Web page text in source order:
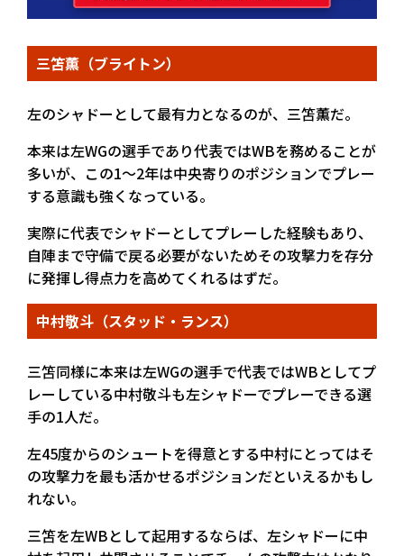
三笘薫（ブライトン）
左のシャドーとして最有力となるのが、三笘薫だ。
本来は左WGの選手であり代表ではWBを務めることが
多いが、この1～2年は中央寄りのポジションでプレー
する意識も強くなっている。
実際に代表でシャドーとしてプレーした経験もあり、
自陣まで守備で戻る必要がないためその攻撃力を存分
に発揮し得点力を高めてくれるはずだ。
中村敬斗（スタッド・ランス）
三笘同様に本来は左WGの選手で代表ではWBとしてプ
レーしている中村敬斗も左シャドーでプレーできる選
手の1人だ。
左45度からのシュートを得意とする中村にとってはそ
の攻撃力を最も活かせるポジションだといえるかもし
れない。
三笘を左WBとして起用するならば、左シャドーに中